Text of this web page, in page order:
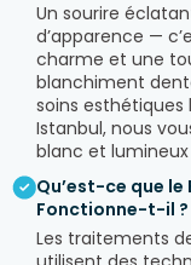
Un sourire
d’apparence —
charme et une
blanchiment
soins esthétiques
Istanbul, nous
blanc et
Qu’est-ce que
Fonctionne-t-il ?
Les traitements